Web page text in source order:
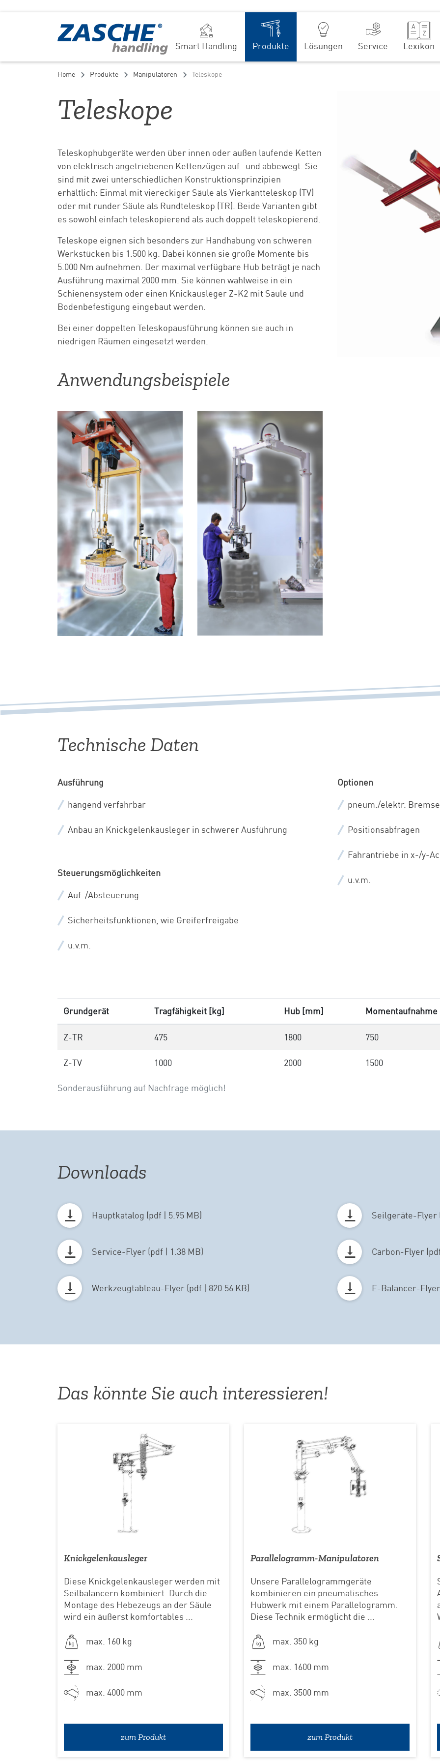
Smart Handling Produkte Lösungen Service Lexikon
Home Produkte Manipulatoren Teleskope
Teleskope
Teleskophubgeräte werden über innen oder außen laufende Ketten
von elektrisch angetriebenen Kettenzügen auf- und abbewegt. Sie
sind mit zwei unterschiedlichen Konstruktionsprinzipien
erhältlich: Einmal mit viereckiger Säule als Vierkantteleskop (TV)
oder mit runder Säule als Rundteleskop (TR). Beide Varianten gibt
es sowohl einfach teleskopierend als auch doppelt teleskopierend.
Teleskope eignen sich besonders zur Handhabung von schweren
Werkstücken bis 1.500 kg. Dabei können sie große Momente bis
5.000 Nm aufnehmen. Der maximal verfügbare Hub beträgt je nach
Ausführung maximal 2000 mm. Sie können wahlweise in ein
Schienensystem oder einen Knickausleger Z-K2 mit Säule und
Bodenbefestigung eingebaut werden.
Bei einer doppelten Teleskopausführung können sie auch in
niedrigen Räumen eingesetzt werden.
Anwendungsbeispiele
Technische Daten
Ausführung
hängend verfahrbar
Anbau an Knickgelenkausleger in schwerer Ausführung
Steuerungsmöglichkeiten
Auf-/Absteuerung
Sicherheitsfunktionen, wie Greiferfreigabe
u.v.m.
Optionen
pneum./elektr.
Positionsabfragen
Fahrantriebe in x-/y-
u.v.m.
Sonderausführung auf Nachfrage möglich!
Grundgerät Tragfähigkeit [kg] Hub [mm]
Z-TR 475 1800 750
Z-TV 1000 2000 1500
Downloads
Hauptkatalog (pdf | 5.95 MB) Seilgeräte-Flyer
Service-Flyer (pdf | 1.38 MB) Carbon-Flyer
Werkzeugtableau-Flyer (pdf | 820.56 KB) E-Balancer-
Das könnte Sie auch interessieren!
Knickgelenkausleger
Diese Knickgelenkausleger werden mit
Seilbalancern kombiniert. Durch die
Montage des Hebezeugs an der Säule
wird ein äußerst komfortables ...
max. 160 kg
max. 2000 mm
max. 4000 mm
zum Produkt
Parallelogramm-Manipulatoren
Unsere Parallelogrammgeräte
kombinieren ein pneumatisches
Hubwerk mit einem Parallelogramm.
Diese Technik ermöglicht die ...
max. 350 kg
max. 1600 mm
max. 3500 mm
zum Produkt